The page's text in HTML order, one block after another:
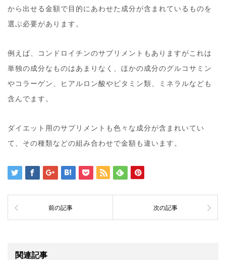
から出せる金額で目的にあわせた成分が含まれているものを
選ぶ必要があります。
例えば、コンドロイチンのサプリメントもありますがこれは
単独の成分なものはあまりなく、ほかの成分のグルコサミン
やコラーゲン、ヒアルロン酸やビタミン類、ミネラルなども
含んでます。
ダイエット用のサプリメントも色々な成分が含まれいてい
て、その種類などの組み合わせで金額も違います。
前の記事 次の記事
関連記事